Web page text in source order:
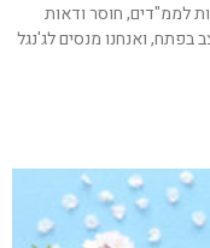
לממ"דים, חוסר ודאות
בפתח, ואנחנו מנסים לג'נגל